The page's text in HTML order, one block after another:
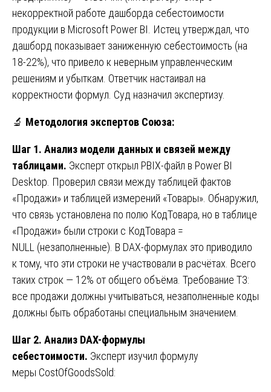
некорректной работе дашборда себестоимости
продукции в Microsoft Power BI. Истец утверждал, что
дашборд показывает заниженную себестоимость (на
18-22%), что привело к неверным управленческим
решениям и убыткам. Ответчик настаивал на
корректности формул. Суд назначил экспертизу.
🔬 Методология экспертов Союза:
Шаг 1. Анализ модели данных и связей между
таблицами. Эксперт открыл PBIX-файл в Power BI
Desktop. Проверил связи между таблицей фактов
«Продажи» и таблицей измерений «Товары». Обнаружил,
что связь установлена по полю КодТовара, но в таблице
«Продажи» были строки с КодТовара =
NULL (незаполненные). В DAX-формулах это приводило
к тому, что эти строки не участвовали в расчётах. Всего
таких строк — 12% от общего объёма. Требование ТЗ:
все продажи должны учитываться, незаполненные коды
должны быть обработаны специальным значением.
Шаг 2. Анализ DAX-формулы
себестоимости. Эксперт изучил формулу
меры CostOfGoodsSold: